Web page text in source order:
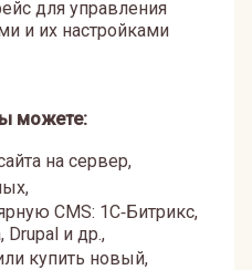
для управления
и их настройками
можете:
на сервер,
CMS: 1С‑Битрикс,
Drupal и др.,
купить новый,